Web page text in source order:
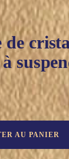
de
AU PANIER